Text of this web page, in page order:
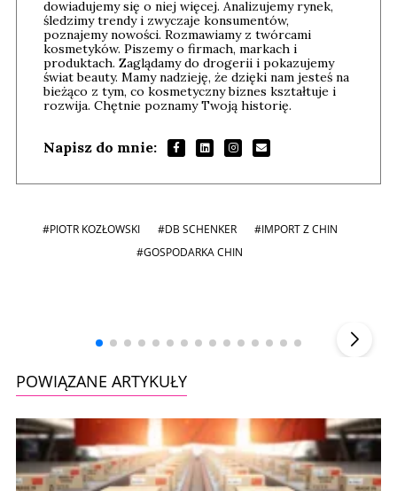
dowiadujemy się o niej więcej. Analizujemy rynek,
śledzimy trendy i zwyczaje konsumentów,
poznajemy nowości. Rozmawiamy z twórcami
kosmetyków. Piszemy o firmach, markach i
produktach. Zaglądamy do drogerii i pokazujemy
świat beauty. Mamy nadzieję, że dzięki nam jesteś na
bieżąco z tym, co kosmetyczny biznes kształtuje i
rozwija. Chętnie poznamy Twoją historię.
Napisz do mnie:
#PIOTR KOZŁOWSKI #DB SCHENKER
#IMPORT Z CHIN
#GOSPODARKA CHIN
POWIĄZANE ARTYKUŁY